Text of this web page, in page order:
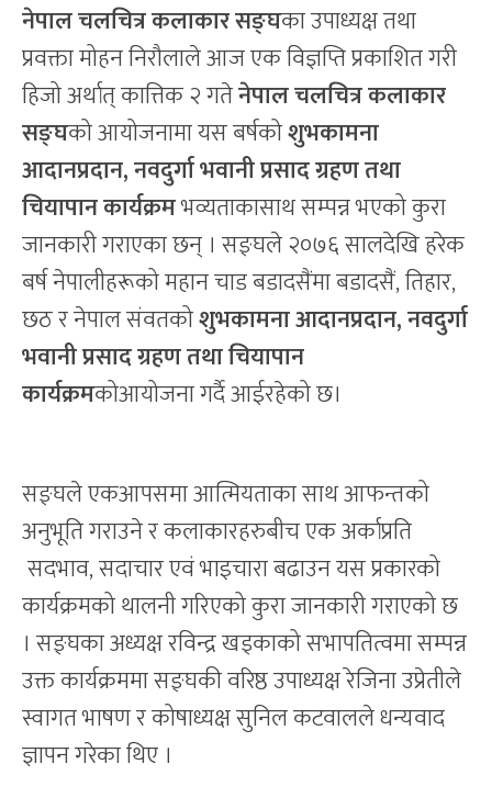
नेपाल चलचित्र कलाकार सङ्घका उपाध्यक्ष तथा
प्रवक्ता मोहन निरौलाले आज एक विज्ञप्ति प्रकाशित गरी
हिजो अर्थात् कात्तिक २ गतेनेपाल चलचित्र कलाकार
सङ्घको आयोजनामा यस बर्षकोशुभकामना
आदानप्रदान, नवदुर्गा भवानी प्रसाद ग्रहण तथा
चियापान कार्यक्रमभव्यताकासाथ सम्पन्न भएको कुरा
जानकारी गराएका छन् । सङ्घले २०७६ सालदेखि हरेक
बर्ष नेपालीहरूको महान चाड बडादसैंमा बडादसैं, तिहार,
छठ र नेपाल संवतकोशुभकामना आदानप्रदान, नवदुर्गा
भवानी प्रसाद ग्रहण तथा चियापान
कार्यक्रमकोआयोजना गर्दै आईरहेको छ।
सङ्घले एकआपसमा आत्मियताका साथ आफन्तको
अनुभूति गराउने र कलाकारहरुबीच एक अर्काप्रति
सदभाव, सदाचार एवं भाइचारा बढाउन यस प्रकारको
कार्यक्रमको थालनी गरिएको कुरा जानकारी गराएको छ
। सङ्घका अध्यक्ष रविन्द्र खड्काको सभापतित्वमा सम्पन्न
उक्त कार्यक्रममा सङ्घकी वरिष्ठ उपाध्यक्ष रेजिना उप्रेतीले
स्वागत भाषण र कोषाध्यक्ष सुनिल कटवालले धन्यवाद
ज्ञापन गरेका थिए ।